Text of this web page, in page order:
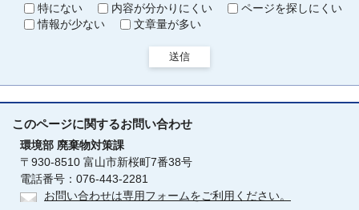
特にない
内容が分かりにくい
ページを探しにくい
情報が少ない
文章量が多い
送信
このページに関するお問い合わせ
環境部 廃棄物対策課
〒930-8510 富山市新桜町7番38号
電話番号：076-443-2281
お問い合わせは専用フォームをご利用ください。